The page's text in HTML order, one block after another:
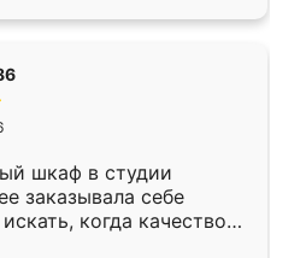
шкаф в студии
заказывала себе
когда качеством
кухня уже почти